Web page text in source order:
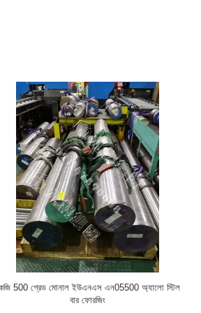
জি 5 এএসটিএম বি 265 নকল ব্যাস 200 মিমি টাইটানিয়াম
অ্যালো বার